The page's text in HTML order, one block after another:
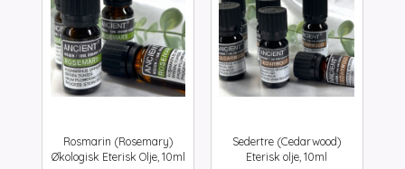
Rosmarin (Rosemary)
Økologisk Eterisk Olje, 10ml
Sedertre (Cedarwood)
Eterisk olje, 10ml